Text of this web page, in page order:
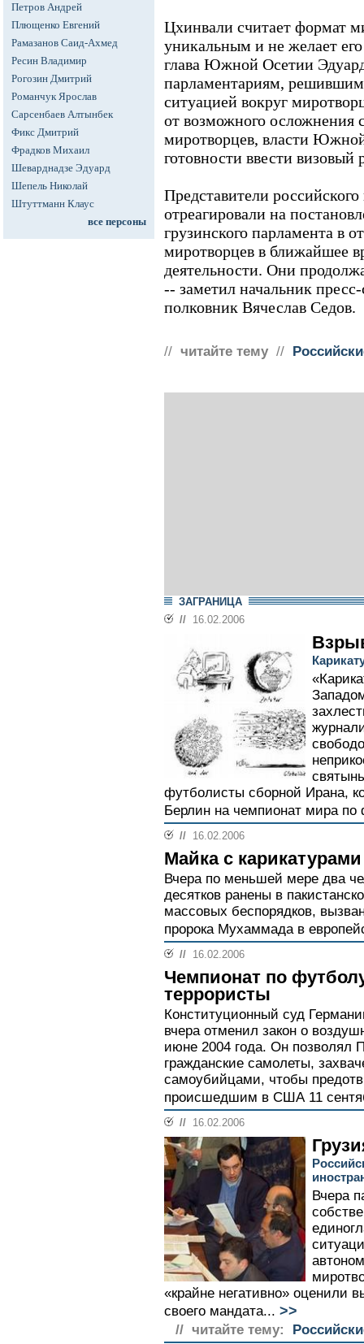
Петров Андрей
Плющенко Евгений
Рамазанов Саид-Ахмед
Ресин Владимир
Рогозин Дмитрий
Романчук Ярослав
Сарсенбаев Алтынбек
Фикс Дмитрий
Фрадков Михаил
Шеварднадзе Эдуард
Шепель Николай
Штуттманн Клаус
все персоны
Цхинвали считает формат
уникальным и не желает
глава Южной Осетии
парламентариям, решившим
ситуацией вокруг
от возможного осложнения
миротворцев, власти
готовности ввести
Представители
отреагировали на
грузинского парламента в
миротворцев в ближайшее
деятельности. Они
-- заметил начальник
полковник Вячеслав Седов.
// читайте тему //
ЗАГРАНИЦА
// 16.02.2006
футболисты сборной Ирана,
Берлин на чемпионат мира по
// 16.02.2006
Майка с карикатурами
Вчера по меньшей мере два
десятков ранены в
массовых беспорядков,
пророка Мухаммада в
// 16.02.2006
Чемпионат по
террористы
Конституционный суд
вчера отменил закон о
июне 2004 года. Он позволял
гражданские самолеты,
самоубийцами, чтобы
происшедшим в США 11
// 16.02.2006
Вчера
«крайне негативно» оценили
своего мандата... >>
// читайте тему: